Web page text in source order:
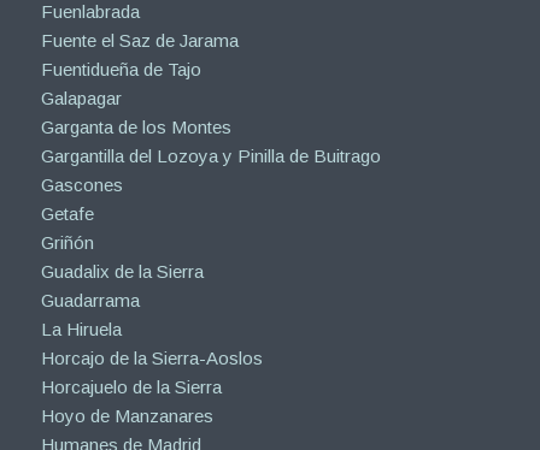
Fuenlabrada
Fuente el Saz de Jarama
Fuentidueña de Tajo
Galapagar
Garganta de los Montes
Gargantilla del Lozoya y Pinilla de Buitrago
Gascones
Getafe
Griñón
Guadalix de la Sierra
Guadarrama
La Hiruela
Horcajo de la Sierra-Aoslos
Horcajuelo de la Sierra
Hoyo de Manzanares
Humanes de Madrid